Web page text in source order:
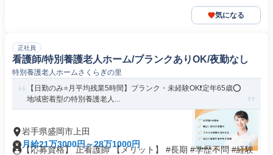
気になる
正社員
看護師/特別養護老人ホーム/ブランクありOK/夜勤なし
特別養護老人ホームさくらぎの里
【日勤のみ⭐月平均残業5時間】ブランク・未経験OK❗️定年65歳⭕
地域密着型の特別養護老人...
岩手県盛岡市上田
月給21万3000円～28万1000円
【応募資格】 正看護師 【メリット】 #長期 #学歴不問 #経験